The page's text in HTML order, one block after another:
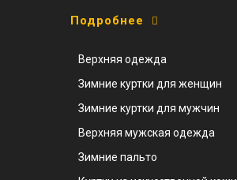
Подробнее
Верхняя одежда
Зимние куртки для женщин
Зимние куртки для мужчин
Верхняя мужская одежда
Зимние пальто